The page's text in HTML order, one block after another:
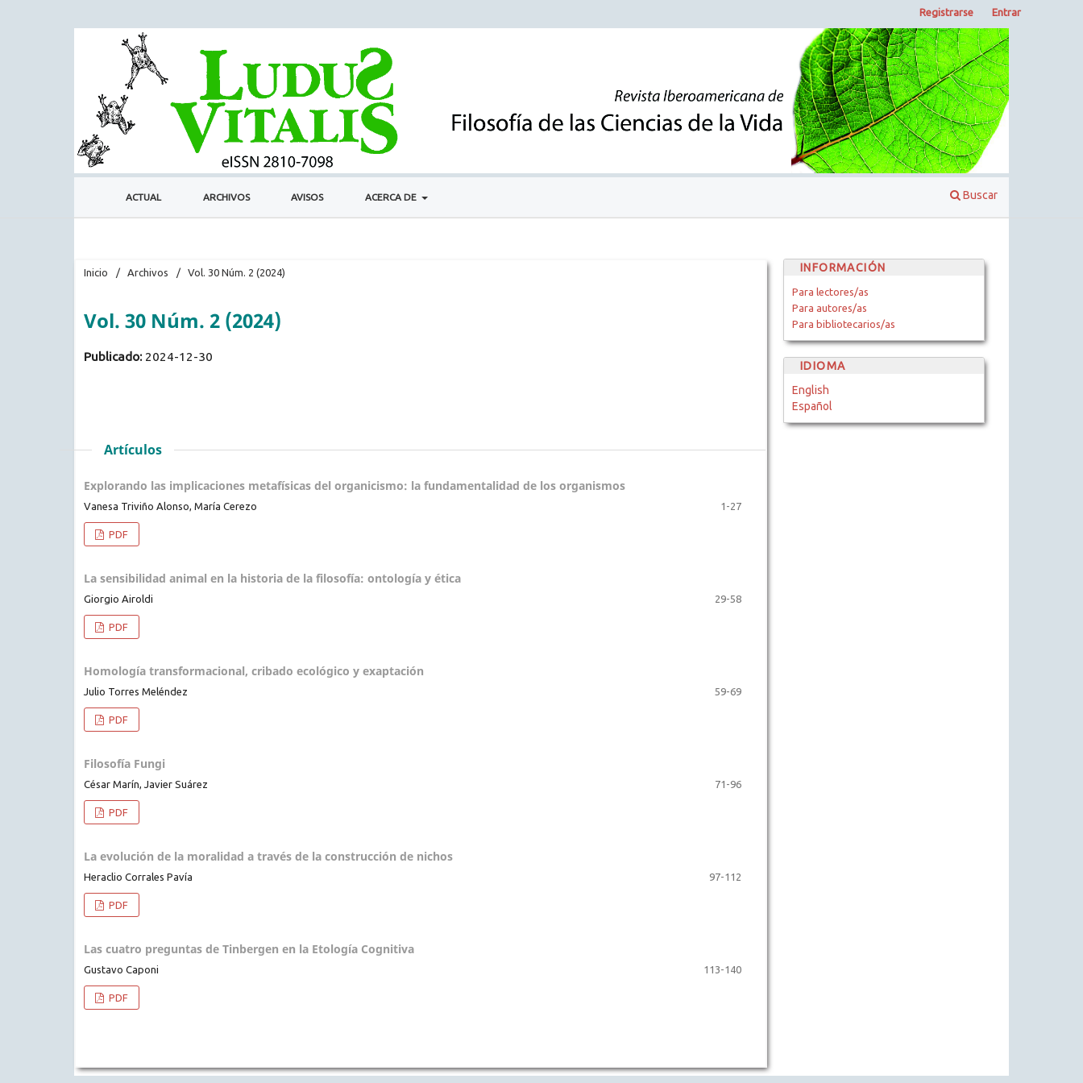
ACTUAL ARCHIVOS AVISOS ACERCA DE Buscar
Registrarse Entrar
Inicio / Archivos / Vol. 30 Núm. 2 (2024)
Vol. 30 Núm. 2 (2024)
Publicado: 2024-12-30
Artículos
Explorando las implicaciones metafísicas del organicismo: la fundamentalidad de los organismos
Vanesa Triviño Alonso, María Cerezo 1-27
PDF
La sensibilidad animal en la historia de la filosofía: ontología y ética
Giorgio Airoldi 29-58
PDF
Homología transformacional, cribado ecológico y exaptación
Julio Torres Meléndez 59-69
PDF
Filosofía Fungi
César Marín, Javier Suárez 71-96
PDF
La evolución de la moralidad a través de la construcción de nichos
Heraclio Corrales Pavía 97-112
PDF
Las cuatro preguntas de Tinbergen en la Etología Cognitiva
Gustavo Caponi 113-140
PDF
INFORMACIÓN
Para lectores/as
Para autores/as
Para bibliotecarios/as
IDIOMA
English
Español